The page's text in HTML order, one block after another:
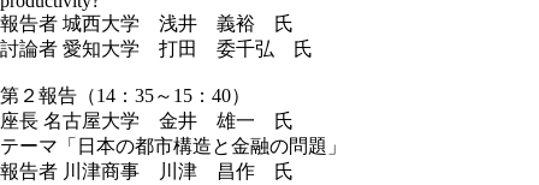
報告者 城西大学 浅井 義裕 氏
討論者 愛知大学 打田 委千弘 氏
第２報告（14：35～15：40）
座長 名古屋大学 金井 雄一 氏
テーマ「日本の都市構造と金融の問題」
報告者 川津商事 川津 昌作 氏